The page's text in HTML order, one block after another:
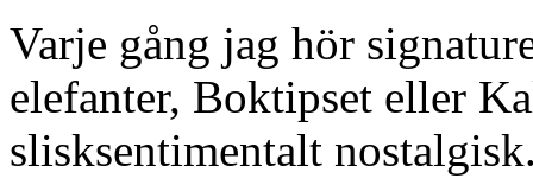
Varje gång jag hör
elefanter, Boktipset eller
slisksentimentalt